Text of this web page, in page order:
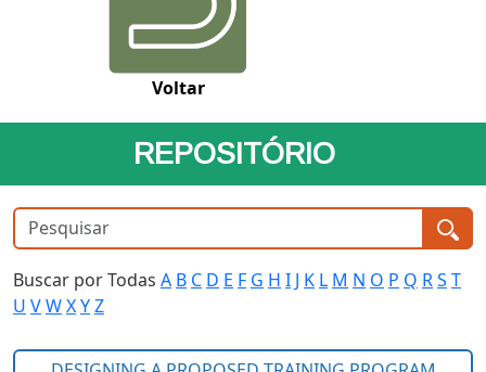
Voltar
REPOSITÓRIO
Buscar por Todas A B C D E F G H I J K L M N O P Q RS T
U VWXYZ